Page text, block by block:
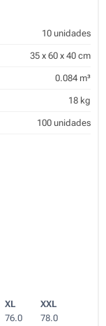
10 unidades
35 x 60 x 40 cm
0.084 m³
18 kg
100 unidades
XL
XXL
76.0
78.0